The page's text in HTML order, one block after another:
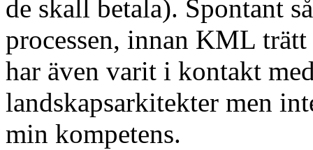
de skall betala). Spontant
processen, innan KML
har även varit i kontakt
landskapsarkitekter men
min kompetens.